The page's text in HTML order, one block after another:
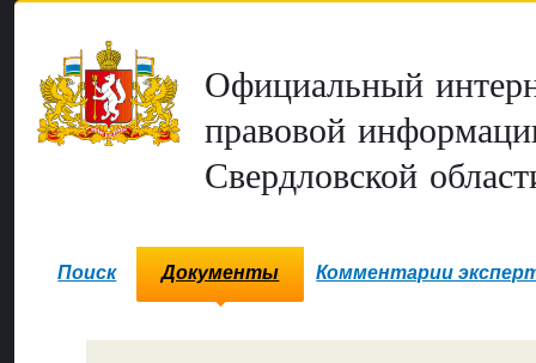
Официальный
правовой
Свердловской
Поиск Документы Комментарии